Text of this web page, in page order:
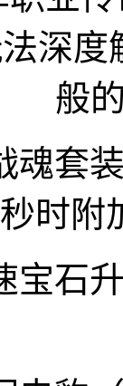
魂套
时附
宝石